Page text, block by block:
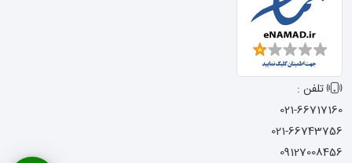
تلفن :
021-66717160
021-66743756
09127008456